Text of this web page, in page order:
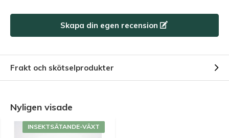
5 / 5
5 / 5
Skapa din egen recension
Frakt och skötselprodukter
Nyligen visade
INSEKTSÄTANDE-VÄXT